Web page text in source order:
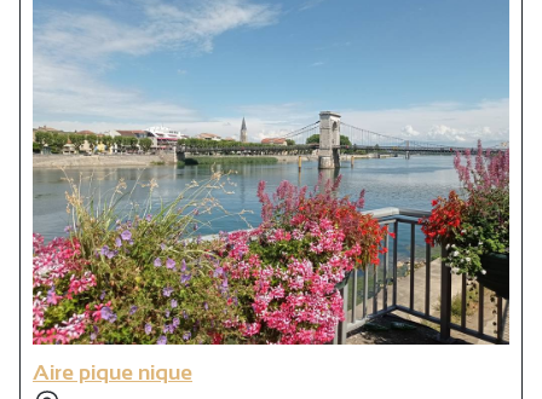
Aire pique nique